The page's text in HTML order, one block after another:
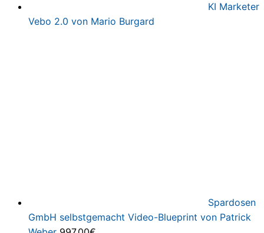
KI Marketer
Vebo 2.0 von Mario Burgard
Spardosen
GmbH selbstgemacht Video-Blueprint von Patrick